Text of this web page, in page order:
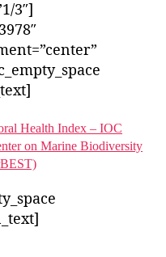
3″]
Health Index – IOC
on Marine Biodiversity